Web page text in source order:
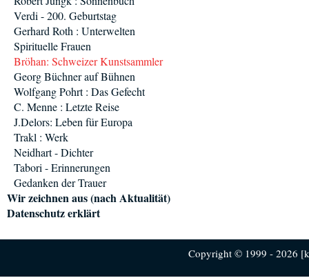
Verdi - 200. Geburtstag
Gerhard Roth : Unterwelten
Spirituelle Frauen
Bröhan: Schweizer Kunstsammler
Georg Büchner auf Bühnen
Wolfgang Pohrt : Das Gefecht
C. Menne : Letzte Reise
J.Delors: Leben für Europa
Trakl : Werk
Neidhart - Dichter
Tabori - Erinnerungen
Gedanken der Trauer
Wir zeichnen aus (nach Aktualität)
Datenschutz erklärt
Copyright © 1999 - 2026